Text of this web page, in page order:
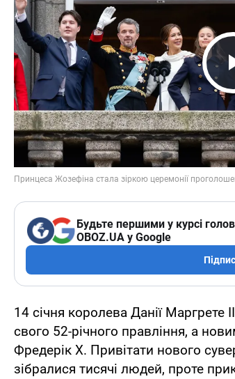
Будьте першими у курсі
OBOZ.UA у Google
14 січня королева Данії Маргрете ІІ
свого 52-річного правління, а
Фредерік Х. Привітати нового
зібралися тисячі людей, проте